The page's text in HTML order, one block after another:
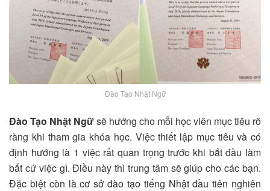
Đào Tạo Nhật Ngữ
Đào Tạo Nhật Ngữsẽ hướng cho mỗi học viên mục tiêu rõ
ràng khi tham gia khóa học. Việc thiết lập mục tiêu và có
định hướng là 1 việc rất quan trọng trước khi bắt đầu làm
bất cứ việc gì. Điều này thì trung tâm sẽ giúp cho các bạn.
Đặc biệt còn là cơ sở đào tạo tiếng Nhật đầu tiên nghiên